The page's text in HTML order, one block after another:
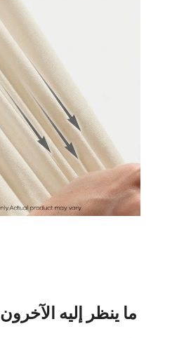
ما ينظر إليه الآخرون